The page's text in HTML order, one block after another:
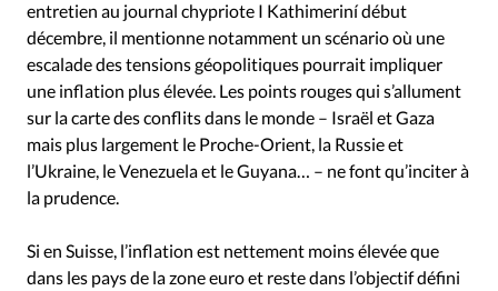
entretien au journal chypriote I Kathimeriní début
décembre, il mentionne notamment un scénario où une
escalade des tensions géopolitiques pourrait impliquer
une inflation plus élevée. Les points rouges qui s’allument
sur la carte des conflits dans le monde – Israël et Gaza
mais plus largement le Proche-Orient, la Russie et
l’Ukraine, le Venezuela et le Guyana… – ne font qu’inciter à
la prudence.
Si en Suisse, l’inflation est nettement moins élevée que
dans les pays de la zone euro et reste dans l’objectif défini